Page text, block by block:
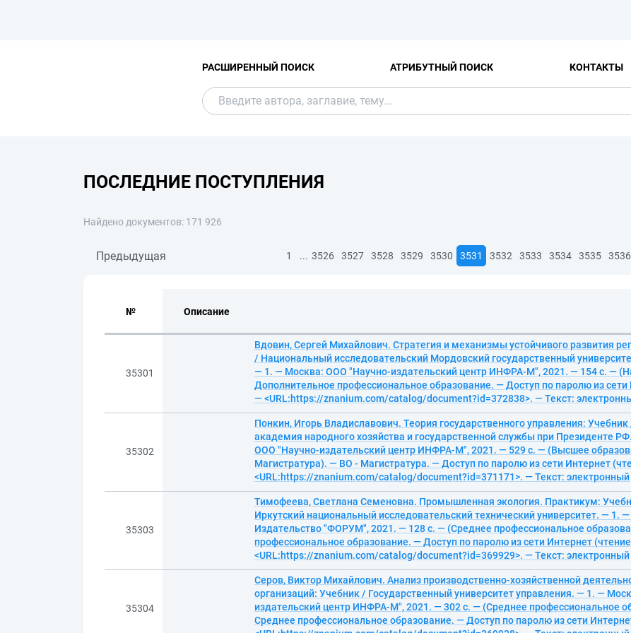
РАСШИРЕННЫЙ ПОИСК АТРИБУТНЫЙ ПОИСК КОНТАКТЫ
ПОСЛЕДНИЕ ПОСТУПЛЕНИЯ
Найдено документов: 171 926
Предыдущая 1 ... 3526 3527 3528 3529 3530 3531 3532 3533 3534 3535 3536
№ Описание
35301
Вдовин, Сергей Михайлович. Стратегия и механизмы устойчивого развития
/ Национальный исследовательский Мордовский государственный
— 1. — Москва: ООО "Научно-издательский центр ИНФРА-М", 2021. — 154 с. —
Дополнительное профессиональное образование. — Доступ по паролю из сети
— <URL:https://znanium.com/catalog/document?id=372838>. — Текст:
35302
Понкин, Игорь Владиславович. Теория государственного управления:
академия народного хозяйства и государственной службы при Президенте
ООО "Научно-издательский центр ИНФРА-М", 2021. — 529 с. — (Высшее
Магистратура). — ВО - Магистратура. — Доступ по паролю из сети Интернет
<URL:https://znanium.com/catalog/document?id=371171>. — Текст: электронный
35303
Тимофеева, Светлана Семеновна. Промышленная экология. Практикум:
Иркутский национальный исследовательский технический университет. — 1.
Издательство "ФОРУМ", 2021. — 128 с. — (Среднее профессиональное
профессиональное образование. — Доступ по паролю из сети Интернет
<URL:https://znanium.com/catalog/document?id=369929>. — Текст: электронный
35304
Серов, Виктор Михайлович. Анализ производственно-хозяйственной
организаций: Учебник / Государственный университет управления. — 1. —
издательский центр ИНФРА-М", 2021. — 302 с. — (Среднее профессиональное
Среднее профессиональное образование. — Доступ по паролю из сети